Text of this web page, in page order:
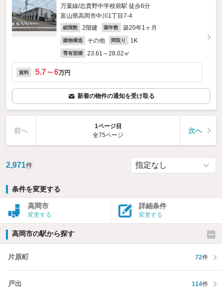
万葉線/志貴野中学校前駅 徒歩6分
富山県高岡市中川1丁目7-4
総階数 2階建 築年数 築20年1ヶ月
建物構造 その他 間取り 1K
専有面積 23.61～28.02㎡
賃料 5.7～6万円
新着の物件の通知を受け取る
前へ
1ページ目
全75ページ
次へ
2,971件
条件を変更する
高岡市
変更する
詳細条件
変更する
高岡市の駅から探す
片原町 72件
戸出 114件